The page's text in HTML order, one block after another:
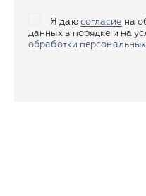
Я даю согласие на
данных в порядке и на
обработки